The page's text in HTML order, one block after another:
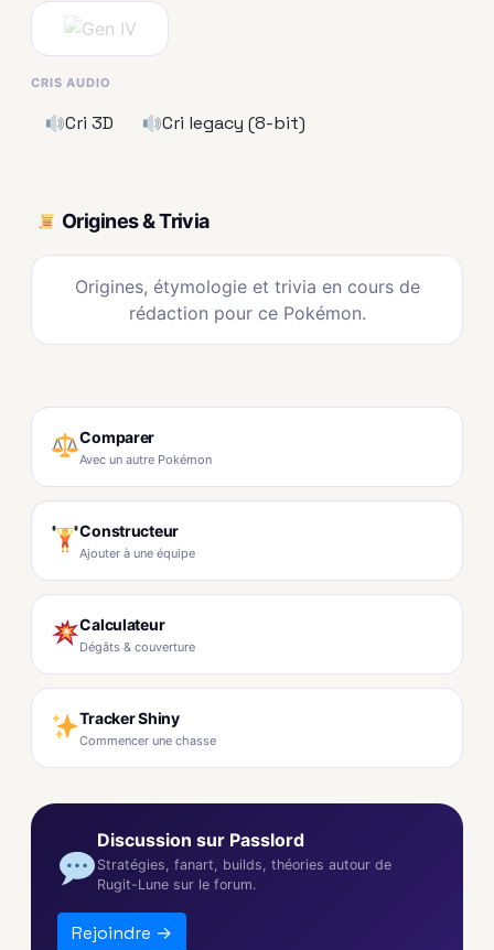
CRIS AUDIO
Cri 3D Cri legacy (8-bit)
Origines & Trivia
Origines, étymologie et trivia en cours de
rédaction pour ce Pokémon.
Comparer
Avec un autre Pokémon
Constructeur
Ajouter à une équipe
Calculateur
Dégâts & couverture
Tracker Shiny
Commencer une chasse
Discussion sur Passlord
Stratégies, fanart, builds, théories autour de
Rugit-Lune sur le forum.
Rejoindre →